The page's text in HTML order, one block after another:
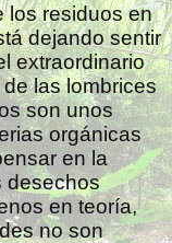
los residuos en
dejando sentir
extraordinario
las lombrices
son unos
orgánicas
en la
desechos
en teoría,
no son